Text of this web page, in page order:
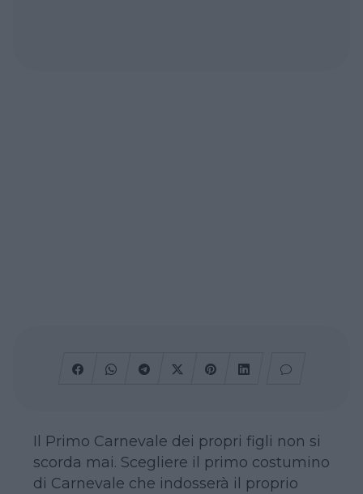
Il Primo Carnevale dei propri figli non si
scorda mai. Scegliere il primo costumino
di Carnevale che indosserà il proprio